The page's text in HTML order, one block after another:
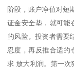
阶段，账户净值对短
证金安全垫，就可能
的风险。投资者需要
忍度，再反推合适的
求 放大利润。第一次